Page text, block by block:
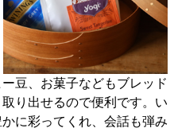
豆、お菓子などもブレッド
り出せるので便利です。い
に彩ってくれ、会話も弾み